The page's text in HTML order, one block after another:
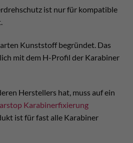
ist nur für kompatible
Kunststoff begründet. Das
mit dem H-Profil der Karabiner
Herstellers hat, muss auf ein
Karabinerfixierung
ist für fast alle Karabiner